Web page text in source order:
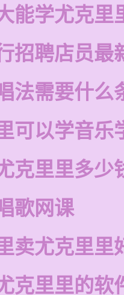
能学尤克里
招聘店员最
法需要什么
可以学音乐
克里里多少
歌网课
卖尤克里里
克里里的软